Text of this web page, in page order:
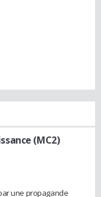
(MC2)
une propagande